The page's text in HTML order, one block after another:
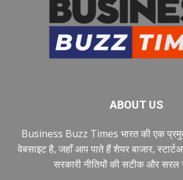
ABOUT US
Business Buzz Times भारत की एक
वेबसाइट है, जहाँ आप पाते हैं शेयर बाजार,
सरकारी नीतियों की सटीक और सरल